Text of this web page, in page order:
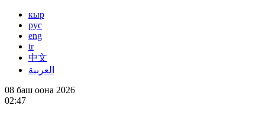
кыр
рус
eng
tr
中文
العربية
08 баш оона 2026
02:47